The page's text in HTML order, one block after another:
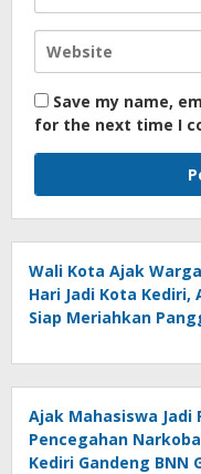
Save my name,
for the next time I
Wali Kota Ajak
Hari Jadi Kota Kediri,
Siap Meriahkan
Ajak Mahasiswa Jadi
Pencegahan
Kediri Gandeng BNN